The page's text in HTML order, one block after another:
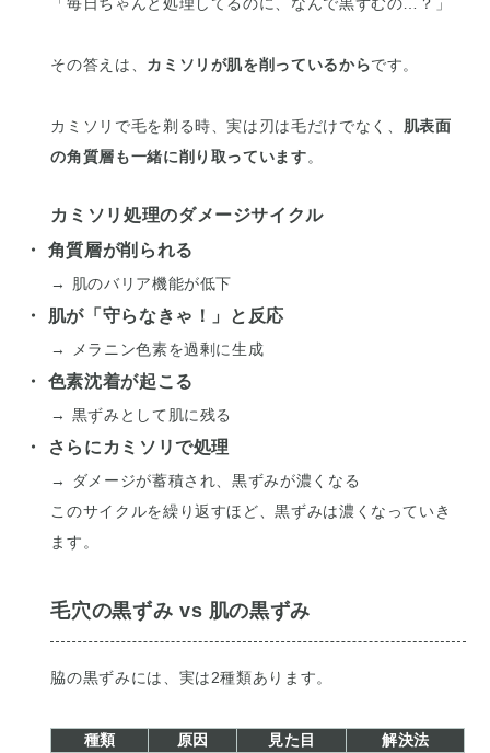
「毎日ちゃんと処理してるのに、なんで黒ずむの…？」
その答えは、 カミソリが肌を削っているからです。
カミソリで毛を剃る時、実は刃は毛だけでなく、 肌表面
の角質層も一緒に削り取っています。
カミソリ処理のダメージサイクル
・ 角質層が削られる
→ 肌のバリア機能が低下
・ 肌が「守らなきゃ！」と反応
→ メラニン色素を過剰に生成
・ 色素沈着が起こる
→ 黒ずみとして肌に残る
・ さらにカミソリで処理
→ ダメージが蓄積され、黒ずみが濃くなる
このサイクルを繰り返すほど、黒ずみは濃くなっていき
ます。
毛穴の黒ずみ vs 肌の黒ずみ
脇の黒ずみには、実は2種類あります。
種類 原因 見た目
解決法